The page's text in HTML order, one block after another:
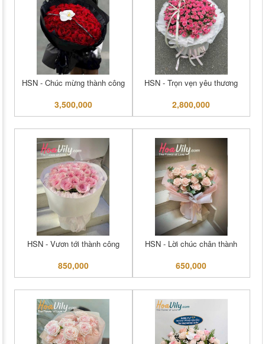
HSN - Chúc mừng thành công
3,500,000
HSN - Trọn vẹn yêu thương
2,800,000
HSN - Vươn tới thành công
850,000
HSN - Lời chúc chân thành
650,000